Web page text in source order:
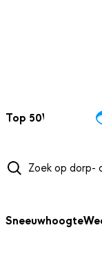
Top 50Webcams
Sneeuwhoogte